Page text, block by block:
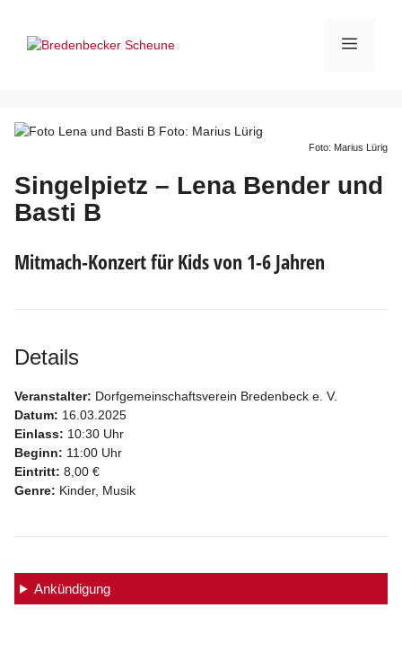
springen
Menü
Foto: Marius Lürig
Singelpietz – Lena Bender und
Basti B
Mitmach-Konzert für Kids von 1-6 Jahren
Details
Veranstalter: Dorfgemeinschaftsverein Bredenbeck e. V.
Datum: 16.03.2025
Einlass: 10:30 Uhr
Beginn: 11:00 Uhr
Eintritt: 8,00 €
Genre: Kinder, Musik
Ankündigung